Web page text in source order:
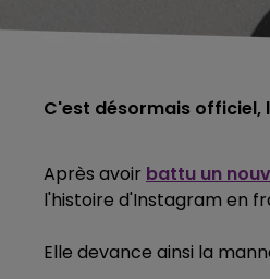
C'est désormais officiel,
Après avoir battu un
l'histoire d'Instagram en
Elle devance ainsi la